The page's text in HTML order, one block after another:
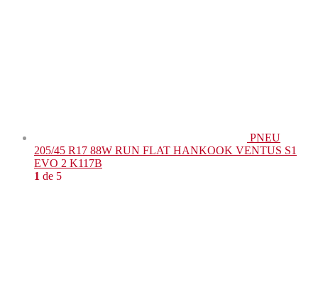
PNEU
205/45 R17 88W RUN FLAT HANKOOK VENTUS S1
EVO 2 K117B
1 de 5